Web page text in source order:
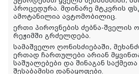
პროცედურა. მდინარე მტკვრის
ამოტანილია ავტომობილიც.
ერთი პიროვნების ძებნა-შველის
რეჟიმში გრძელდება.
სამაშველო ღონისძიებაში,
ერთად ჩართულები არიან
საშუალებები და შინაგან
შესაბამისი დანაყოფები.